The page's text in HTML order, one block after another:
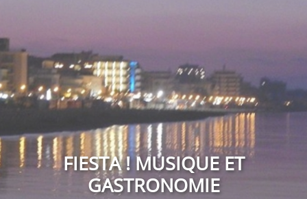
FIESTA ! MUSIQUE ET
GASTRONOMIE